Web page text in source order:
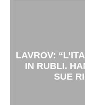
LAVROV:
IN RUBLI.
SUE